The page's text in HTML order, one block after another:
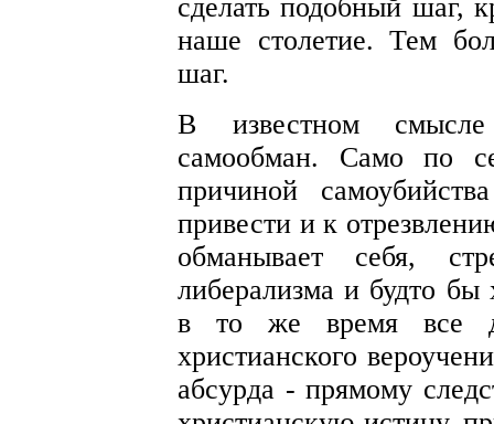
сделать подобный шаг,
наше столетие. Тем
шаг.
В известном
самообман. Само по
причиной
привести и к
обманывает себя,
либерализма и будто бы
в то же время все
христианского
абсурда - прямому